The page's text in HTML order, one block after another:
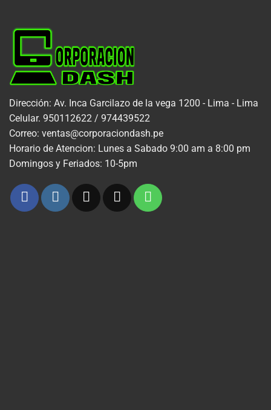
Dirección: Av. Inca Garcilazo de la vega 1200 - Lima - Lima
Celular. 950112622 / 974439522
Correo: ventas@corporaciondash.pe
Horario de Atencion: Lunes a Sabado 9:00 am a 8:00 pm
Domingos y Feriados: 10-5pm